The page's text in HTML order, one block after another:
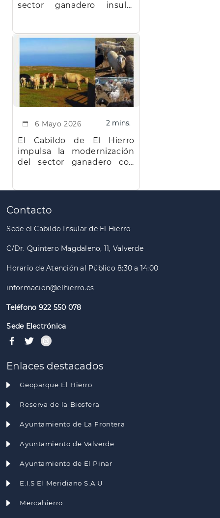
sector ganadero insular
6 Mayo 2026 2 mins.
El Cabildo de El Hierro
impulsa la modernización
del sector ganadero con
Paginación
Contacto
Sede el Cabildo Insular de El Hierro
C/Dr. Quintero Magdaleno, 11, Valverde
Horario de Atención al Público 8:30 a 14:00
informacion@elhierro.es
Teléfono 922 550 078
Sede Electrónica
Enlaces destacados
Geoparque El Hierro
Reserva de la Biosfera
Ayuntamiento de La Frontera
Ayuntamiento de Valverde
Ayuntamiento de El Pinar
E.I.S El Meridiano S.A.U
Mercahierro